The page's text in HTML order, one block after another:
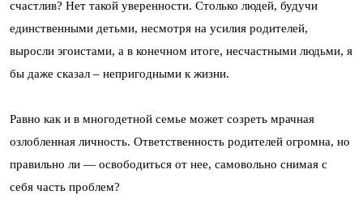
счастлив? Нет такой уверенности. Столько людей, будучи
единственными детьми, несмотря на усилия родителей,
выросли эгоистами, а в конечном итоге, несчастными людьми, я
бы даже сказал – непригодными к жизни.
Равно как и в многодетной семье может созреть мрачная
озлобленная личность. Ответственность родителей огромна, но
правильно ли — освободиться от нее, самовольно снимая с
себя часть проблем?